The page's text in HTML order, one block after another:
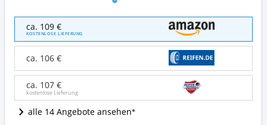
Eurowinter
HS02
215/55R17
98V
Angebote:
ist
Winterreifen
ca. 109 €
KOSTENLOSE LIEFERUNG
ca. 106 €
ca. 107 €
kostenlose Lieferung
alle 14 Angebote ansehen